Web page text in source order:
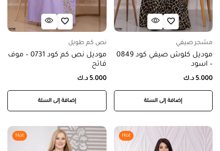
مشجر صيفي
موديل كلوش صيفي كود 0849
– اسود
5.000 د.ك
إضافة إلى السلة
نص كم طويل
موديل نص كم كود 0731 – موف
فاتح
5.000 د.ك
إضافة إلى السلة
Hot
Hot